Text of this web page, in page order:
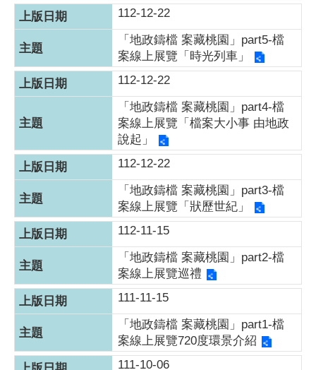
112-12-22
「地政鑄檔 案藏桃園」part5-檔
案線上展覽「時光列車」
112-12-22
「地政鑄檔 案藏桃園」part4-檔
案線上展覽「檔案大小事 由地政
說起」
112-12-22
「地政鑄檔 案藏桃園」part3-檔
案線上展覽「狀歷世紀」
112-11-15
「地政鑄檔 案藏桃園」part2-檔
案線上展覽巡禮
111-11-15
「地政鑄檔 案藏桃園」part1-檔
案線上展覽720度環景介紹
111-10-06